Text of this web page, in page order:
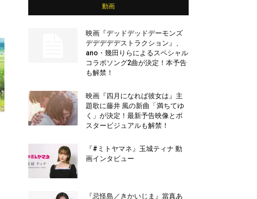
動画
映画『デッドデッドデーモンズ
デデデデデストラクション』、
ano・幾田りらによるスペシャル
コラボソング2曲が決定！本予告
も解禁！
映画『四月になれば彼女は』主
題歌に藤井 風の新曲「満ちてゆ
く」が決定！最新予告映像とポ
スタービジュアルも解禁！
『#ミトヤマネ』玉城ティナ 動
画インタビュー
『忌怪島／きかいじま』當真あ